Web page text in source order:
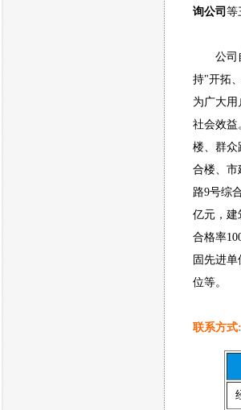
询公司 等
公司
持"开拓
为广大
社会效益
楼、群众
合楼、市
路9号综
亿元，建
合格率
固先进
位等。
联系方式: